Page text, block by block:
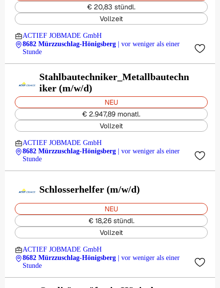
€ 20,83 stündl.
Vollzeit
ACTIEF JOBMADE GmbH
8682 Mürzzuschlag-Hönigsberg
| vor weniger als einer
Stunde
Stahlbautechniker_Metallbautechn
iker (m/w/d)
NEU
€ 2.947,89 monatl.
Vollzeit
ACTIEF JOBMADE GmbH
8682 Mürzzuschlag-Hönigsberg
| vor weniger als einer
Stunde
Schlosserhelfer (m/w/d)
NEU
€ 18,26 stündl.
Vollzeit
ACTIEF JOBMADE GmbH
8682 Mürzzuschlag-Hönigsberg
| vor weniger als einer
Stunde